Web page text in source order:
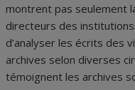
montrent pas seulement
directeurs des
d’analyser les écrits des
archives selon diverses
témoignent les archives